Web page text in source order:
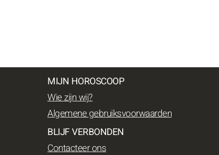
MIJN HOROSCOOP
Wie zijn wij?
Algemene gebruiksvoorwaarden
BLIJF VERBONDEN
Contacteer ons